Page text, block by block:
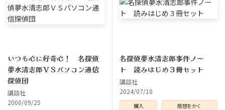
いつも心に好奇心！ 名探偵
夢水清志郎ＶＳパソコン通信
探偵団
講談社
2000/09/25
名探偵夢水清志郎事件ノー
ト 読みはじめ３冊セット
講談社
2024/07/10
購入 感想をかく